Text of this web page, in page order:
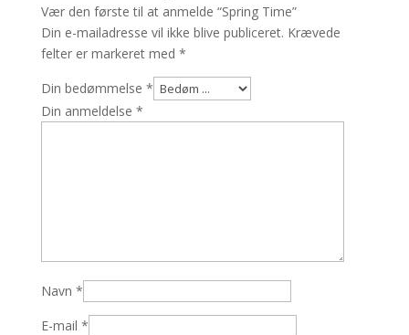
Vær den første til at anmelde “Spring Time”
Din e-mailadresse vil ikke blive publiceret. Krævede
felter er markeret med *
Din bedømmelse *
Din anmeldelse *
Navn *
E-mail *